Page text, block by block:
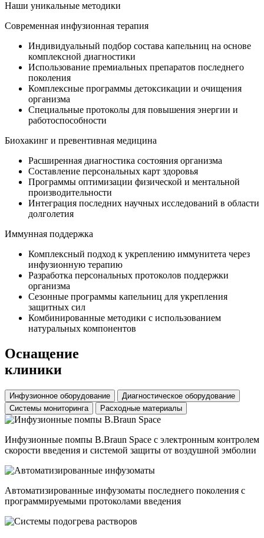
Наши уникальные методики
Современная инфузионная терапия
Индивидуальный подбор состава капельниц на основе
комплексной диагностики
Использование премиальных препаратов последнего
поколения
Комплексные программы детоксикации и очищения
организма
Специальные протоколы для повышения энергии и
работоспособности
Биохакинг и превентивная медицина
Расширенная диагностика состояния организма
Составление персональных карт здоровья
Программы оптимизации физической и ментальной
производительности
Интеграция последних научных исследований в области
долголетия
Иммунная поддержка
Комплексный подход к укреплению иммунитета через
инфузионную терапию
Разработка персональных протоколов поддержки
организма
Сезонные программы капельниц для укрепления
защитных сил
Комбинированные методики с использованием
натуральных компонентов
Оснащение
клиники
Инфузионное оборудование
Диагностическое оборудование
Системы мониторинга
Расходные материалы
Инфузионные помпы B.Braun Space с электронным контролем
скорости введения и системой защиты от воздушной эмболии
Автоматизированные инфузоматы последнего поколения с
программируемыми протоколами введения